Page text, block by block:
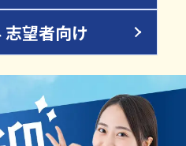
望者向け